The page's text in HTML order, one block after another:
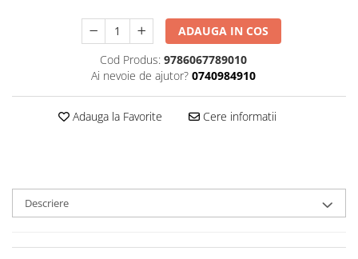
Sociologie si filozofie
ADAUGA IN COS
Cod Produs: 9786067789010
Ai nevoie de ajutor? 0740984910
Adauga la Favorite Cere informatii
Descriere